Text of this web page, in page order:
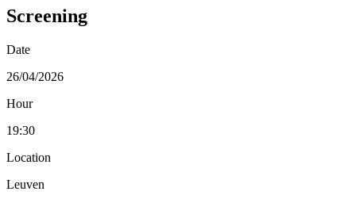
Screening
Date
26/04/2026
Hour
19:30
Location
Leuven